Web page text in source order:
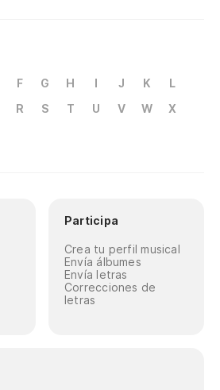
F G H I J K
L
R S T U V W
X
Participa
Crea tu perfil musical
Envía álbumes
Envía letras
Correcciones de
letras